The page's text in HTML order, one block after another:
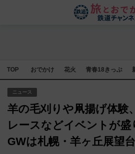
TOP おでかけ 花火 青春18きっぷ
ニュース
羊の毛刈りや凧揚げ体験
レースなどイベントが盛
GWは札幌・羊ヶ丘展望